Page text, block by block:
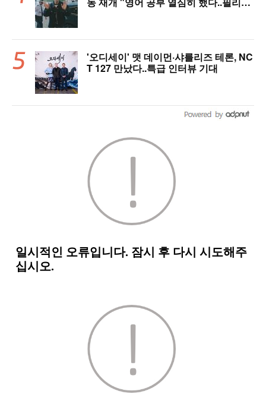
'오디세이' 맷 데이먼·샤를리즈 테론, NC
T 127 만났다..특급 인터뷰 기대